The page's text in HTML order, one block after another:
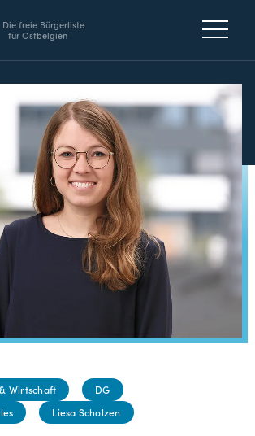
Die freie Bürgerliste
für Ostbelgien
Wirtschaft
DG
Liesa Scholzen